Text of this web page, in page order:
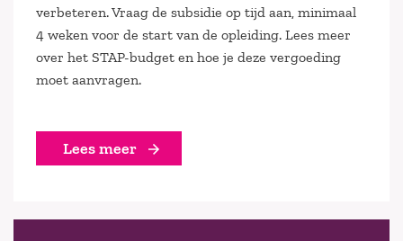
verbeteren. Vraag de subsidie op tijd aan, minimaal
4 weken voor de start van de opleiding. Lees meer
over het STAP-budget en hoe je deze vergoeding
moet aanvragen.
Lees meer